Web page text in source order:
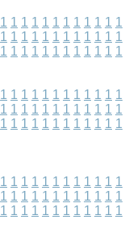
1 1 1 1 1 1 1 1 1 1 1 1
1 1 1 1 1 1 1 1 1 1 1 1
1 1 1 1 1 1 1 1 1 1 1 1
1 1 1 1 1 1 1 1 1 1 1 1
1 1 1 1 1 1 1 1 1 1 1 1
1 1 1 1 1 1 1 1 1 1 1 1
1 1 1 1 1 1 1 1 1 1 1 1
1 1 1 1 1 1 1 1 1 1 1 1
1 1 1 1 1 1 1 1 1 1 1 1